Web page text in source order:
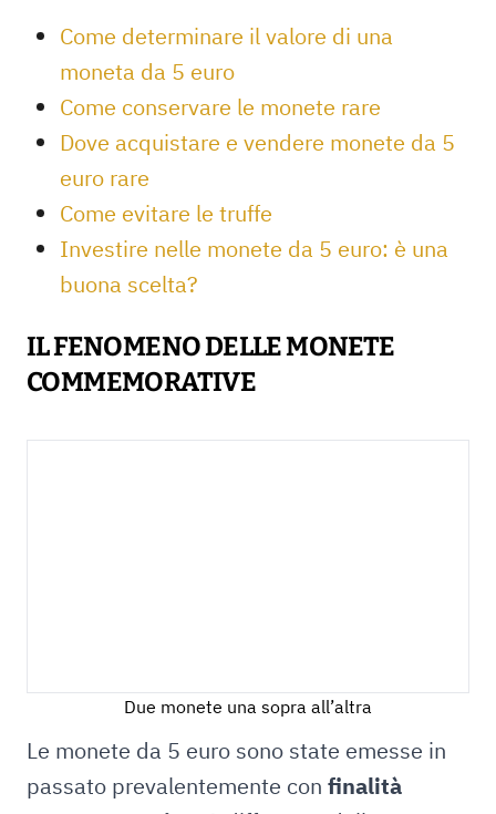
Come determinare il valore di una
moneta da 5 euro
Come conservare le monete rare
Dove acquistare e vendere monete da 5
euro rare
Come evitare le truffe
Investire nelle monete da 5 euro: è una
buona scelta?
IL FENOMENO DELLE MONETE
COMMEMORATIVE
Due monete una sopra all’altra
Le monete da 5 euro sono state emesse in
passato prevalentemente con finalità